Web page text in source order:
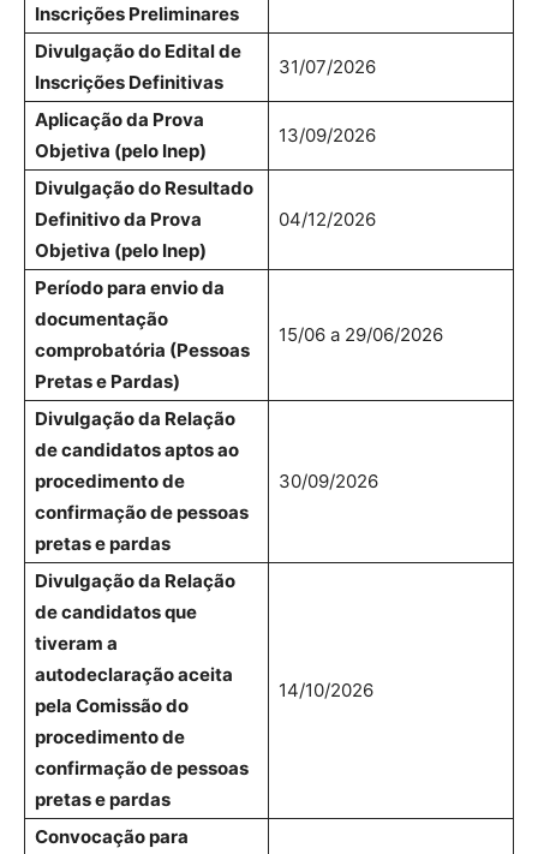
Inscrições Preliminares
Divulgação do Edital de
Inscrições Definitivas
31/07/2026
Aplicação da Prova
Objetiva (pelo Inep)
13/09/2026
Divulgação do Resultado
Definitivo da Prova
Objetiva (pelo Inep)
04/12/2026
Período para envio da
documentação
comprobatória (Pessoas
Pretas e Pardas)
15/06 a 29/06/2026
Divulgação da Relação
de candidatos aptos ao
procedimento de
confirmação de pessoas
pretas e pardas
30/09/2026
Divulgação da Relação
de candidatos que
tiveram a
autodeclaração aceita
pela Comissão do
procedimento de
confirmação de pessoas
pretas e pardas
14/10/2026
Convocação para